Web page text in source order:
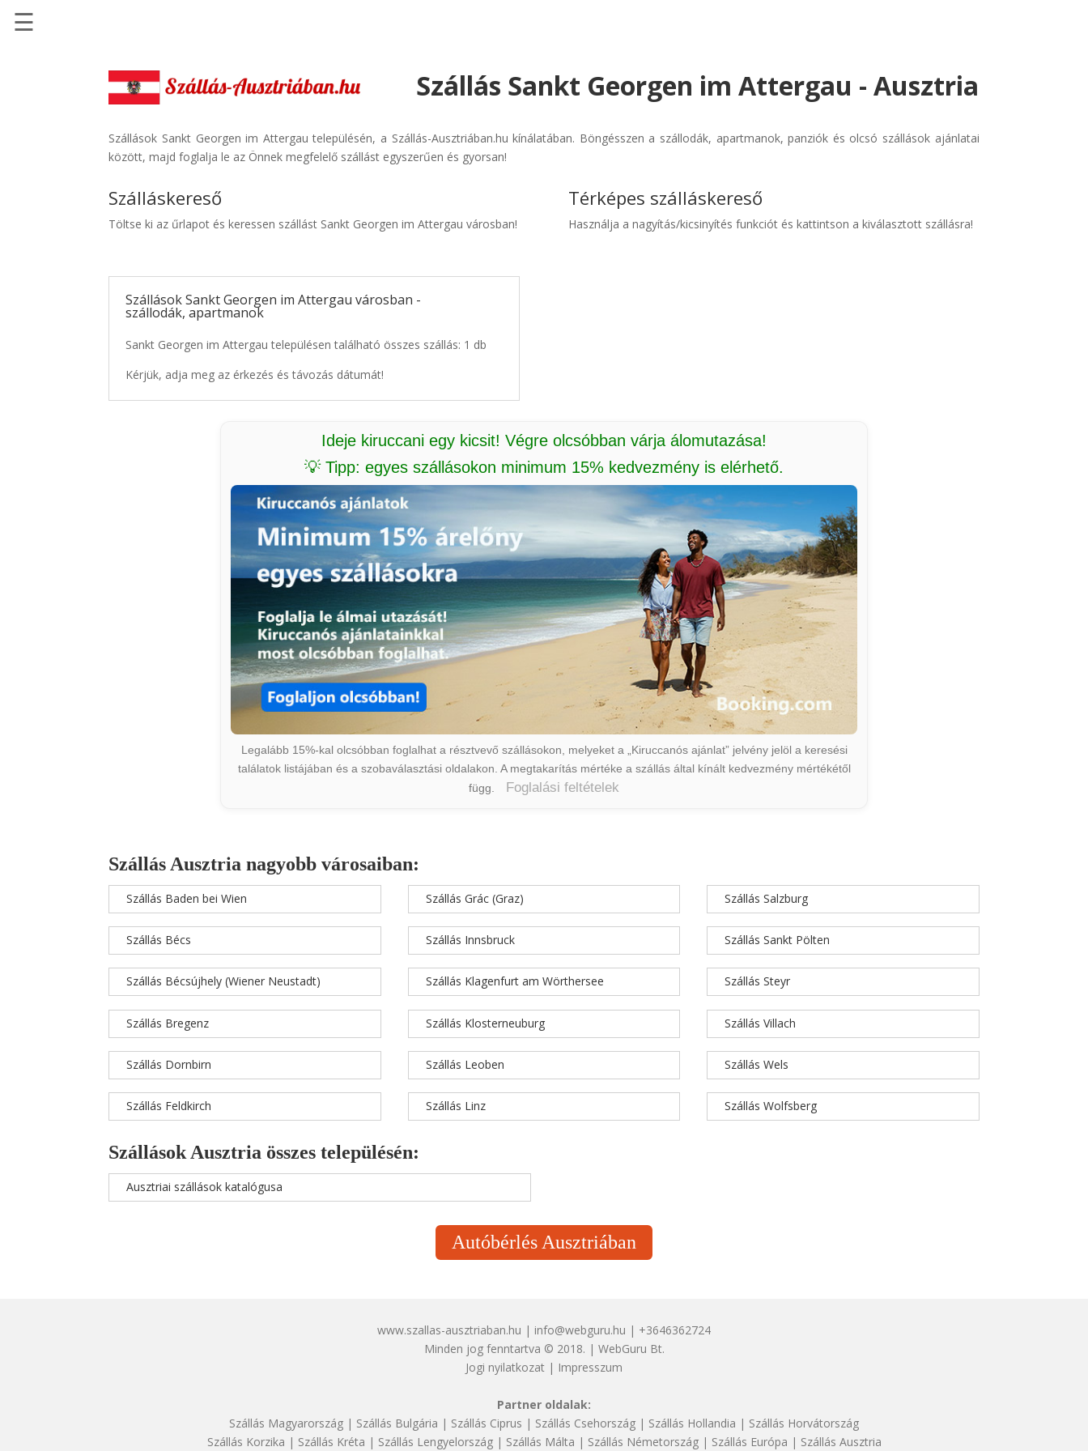
Szállásinfo.eu
Repülőjegy
Autóbérlés
☰
Szállás Sankt Georgen im Attergau - Ausztria
Szállások Sankt Georgen im Attergau településén, a Szállás-Ausztriában.hu kínálatában. Böngésszen a szállodák, apartmanok, panziók és olcsó szállások ajánlatai
között, majd foglalja le az Önnek megfelelő szállást egyszerűen és gyorsan!
Szálláskereső
Töltse ki az űrlapot és keressen szállást Sankt Georgen im Attergau városban!
Szállások Sankt Georgen im Attergau városban -
szállodák, apartmanok
Sankt Georgen im Attergau településen található összes szállás: 1 db
Kérjük, adja meg az érkezés és távozás dátumát!
Térképes szálláskereső
Használja a nagyítás/kicsinyítés funkciót és kattintson a kiválasztott szállásra!
Ideje kiruccani egy kicsit! Végre olcsóbban várja álomutazása!
💡 Tipp: egyes szállásokon minimum 15% kedvezmény is elérhető.
Legalább 15%-kal olcsóbban foglalhat a résztvevő szállásokon, melyeket a „Kiruccanós ajánlat” jelvény jelöl a keresési
találatok listájában és a szobaválasztási oldalakon. A megtakarítás mértéke a szállás által kínált kedvezmény mértékétől
függ.
Foglalási feltételek
Szállás Ausztria nagyobb városaiban:
Szállás Baden bei Wien
Szállás Bécs
Szállás Bécsújhely (Wiener Neustadt)
Szállás Bregenz
Szállás Dornbirn
Szállás Feldkirch
Szállás Grác (Graz)
Szállás Innsbruck
Szállás Klagenfurt am Wörthersee
Szállás Klosterneuburg
Szállás Leoben
Szállás Linz
Szállás Salzburg
Szállás Sankt Pölten
Szállás Steyr
Szállás Villach
Szállás Wels
Szállás Wolfsberg
Szállások Ausztria összes településén:
Ausztriai szállások katalógusa
Autóbérlés Ausztriában
www.szallas-ausztriaban.hu | info@webguru.hu | +3646362724
Minden jog fenntartva © 2018. | WebGuru Bt.
Jogi nyilatkozat | Impresszum
Partner oldalak:
Szállás Magyarország | Szállás Bulgária | Szállás Ciprus | Szállás Csehország | Szállás Hollandia | Szállás Horvátország
Szállás Korzika | Szállás Kréta | Szállás Lengyelország| Szállás Málta | Szállás Németország| Szállás Európa | Szállás Ausztria